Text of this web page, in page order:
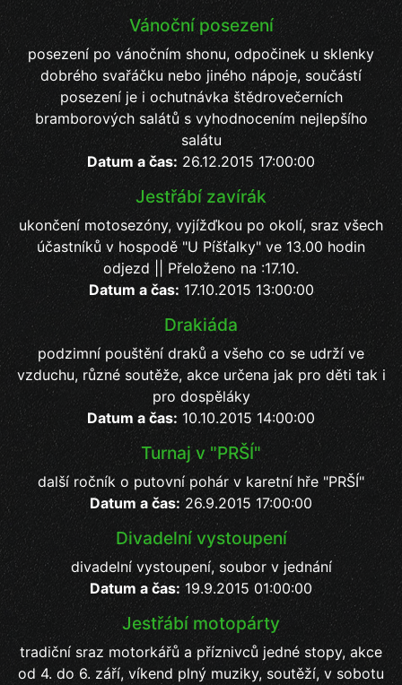
Vánoční posezení
posezení po vánočním shonu, odpočinek u sklenky
dobrého svařáčku nebo jiného nápoje, součástí
posezení je i ochutnávka štědrovečerních
bramborových salátů s vyhodnocením nejlepšího
salátu
Datum a čas: 26.12.2015 17:00:00
Jestřábí zavírák
ukončení motosezóny, vyjížďkou po okolí, sraz všech
účastníků v hospodě "U Píšťalky" ve 13.00 hodin
odjezd || Přeloženo na :17.10.
Datum a čas: 17.10.2015 13:00:00
Drakiáda
podzimní pouštění draků a všeho co se udrží ve
vzduchu, různé soutěže, akce určena jak pro děti tak i
pro dospěláky
Datum a čas: 10.10.2015 14:00:00
Turnaj v "PRŠÍ"
další ročník o putovní pohár v karetní hře "PRŠÍ"
Datum a čas:26.9.2015 17:00:00
Divadelní vystoupení
divadelní vystoupení, soubor v jednání
Datum a čas: 19.9.2015 01:00:00
Jestřábí motopárty
tradiční sraz motorkářů a příznivců jedné stopy, akce
od 4. do 6. září, víkend plný muziky, soutěží, v sobotu